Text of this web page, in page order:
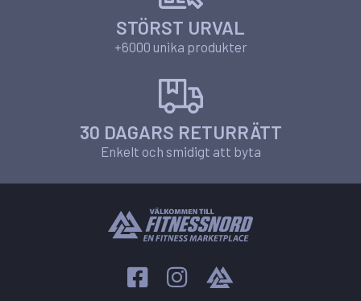
STÖRST URVAL
+6000 unika produkter
30 DAGARS RETURRÄTT
Enkelt och smidigt att byta